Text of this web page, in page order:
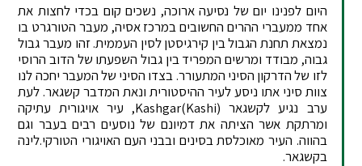
היום לפנינו יום של נסיעה ארוכה, נשכים קום בכדי לחצות את
אחד ממעברי ההרים החשובים במרכז אסיה, מעבר הטורגרט בו
נמצאת תחנת הגבול בין קירגיסטן לסין העממית. זהו מעבר גבול
גבוה, מבודד ומרשים המפריד בין גבול השפעתו של הדוב הרוסי
לזו של הדרקון הסיני המתעורר. בצדו הסיני של המעבר יחכה לנו
צוות סיני אתו ניסע לעיר ההיסטורית ונאת המדבר קשגאר. לעת
ערב נגיע לקשגאר Kashgar(Kashi), עיר אויגורית עתיקה
ומרתקת אשר הציתה את דמיונם של נוסעים רבים בעבר וגם
בהווה. העיר מאוכלסת בסינים ובבני העם האויגורי הטורקי.לינה
בקשגאר.